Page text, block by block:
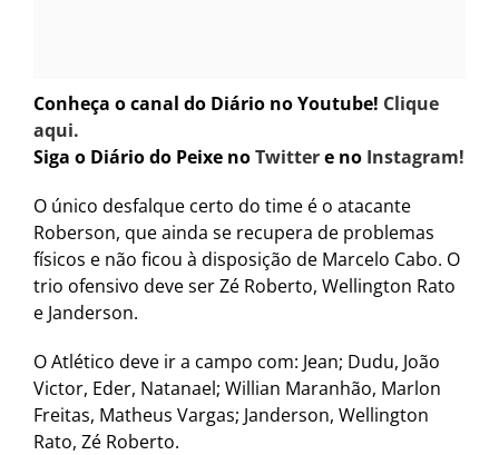
Conheça o canal do Diário no Youtube! Clique
aqui.
Siga o Diário do Peixe noTwittere no Instagram!
O único desfalque certo do time é o atacante
Roberson, que ainda se recupera de problemas
físicos e não ficou à disposição de Marcelo Cabo. O
trio ofensivo deve ser Zé Roberto, Wellington Rato
e Janderson.
O Atlético deve ir a campo com: Jean; Dudu, João
Victor, Eder, Natanael; Willian Maranhão, Marlon
Freitas, Matheus Vargas; Janderson, Wellington
Rato, Zé Roberto.